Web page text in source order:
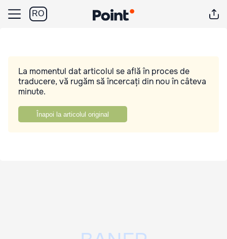
RO
La momentul dat articolul se află în proces de
traducere, vă rugăm să încercați din nou în câteva
minute.
Înapoi la articolul original